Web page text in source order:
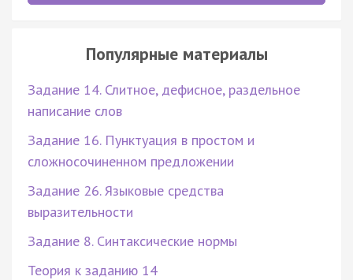
Популярные материалы
Задание 14. Слитное, дефисное, раздельное
написание слов
Задание 16. Пунктуация в простом и
сложносочиненном предложении
Задание 26. Языковые средства
выразительности
Задание 8. Синтаксические нормы
Теория к заданию 14